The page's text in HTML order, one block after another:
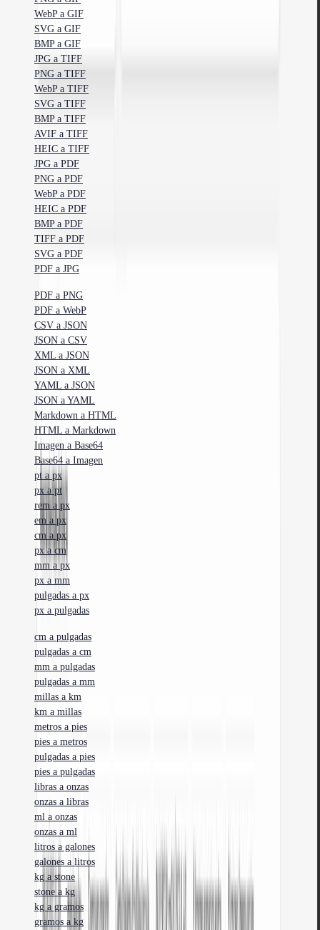
WebP a GIF
SVG a GIF
BMP a GIF
JPG a TIFF
PNG a TIFF
WebP a TIFF
SVG a TIFF
BMP a TIFF
AVIF a TIFF
HEIC a TIFF
JPG a PDF
PNG a PDF
WebP a PDF
HEIC a PDF
BMP a PDF
TIFF a PDF
SVG a PDF
PDF a JPG
PDF a PNG
PDF a WebP
CSV a JSON
JSON a CSV
XML a JSON
JSON a XML
YAML a JSON
JSON a YAML
Markdown a HTML
HTML a Markdown
Imagen a Base64
Base64 a Imagen
pt a px
px a pt
rem a px
em a px
cm a px
px a cm
mm a px
px a mm
pulgadas a px
px a pulgadas
cm a pulgadas
pulgadas a cm
mm a pulgadas
pulgadas a mm
millas a km
km a millas
metros a pies
pies a metros
pulgadas a pies
pies a pulgadas
libras a onzas
onzas a libras
ml a onzas
onzas a ml
litros a galones
galones a litros
kg a stone
stone a kg
kg a gramos
gramos a kg